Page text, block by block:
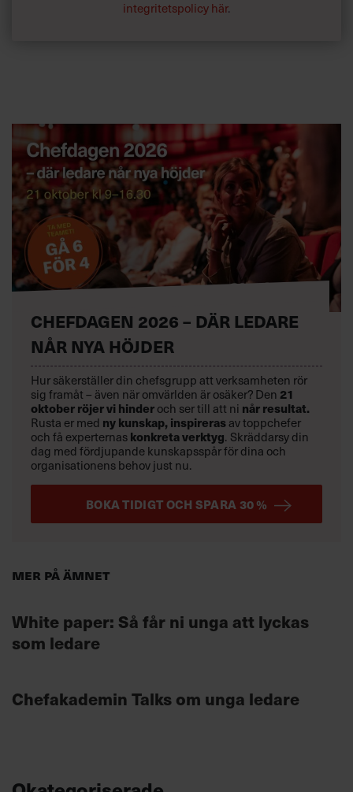
integritetspolicy här.
Mer på ämnet
White paper: Så får ni unga att lyckas
som ledare
Chefakademin Talks om unga ledare
CHEFDAGEN 2026 – DÄR LEDARE
NÅR NYA HÖJDER
Hur säkerställer din chefsgrupp att verksamheten rör
sig framåt – även när omvärlden är osäker? Den 21
oktoberröjer vi hinder och ser till att ni når resultat.
Rusta er med ny kunskap, inspirerasav toppchefer
och få experternas konkreta verktyg. Skräddarsy din
dag med fördjupande kunskapsspår för dina och
organisationens behov just nu.
BOKA TIDIGT OCH SPARA 30 %